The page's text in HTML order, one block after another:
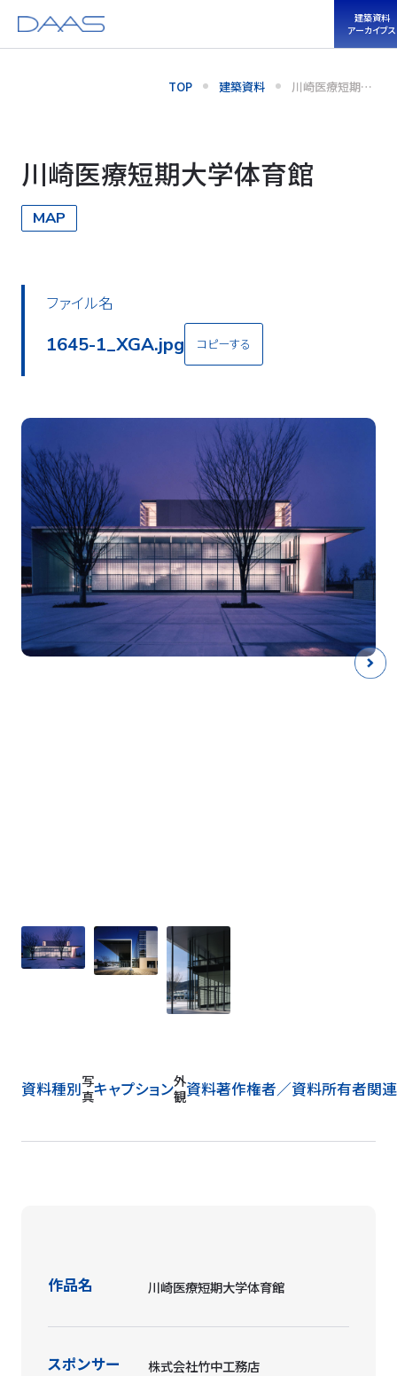
建築資料
アーカイブス
TOP 建築資料 川崎医療短期大
学体育館
川崎医療短期大学体育館
MAP
ファイル名
1645-2_XGA.jpg コピーする
資料種別写
真キャプション観
構資料著作権者／資料所有者関
作品名 川崎医療短期大学体育館
スポンサー 株式会社竹中工務店